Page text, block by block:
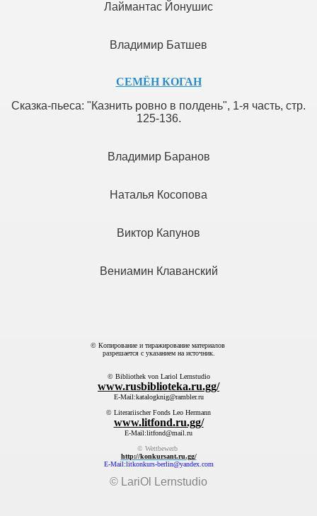
Лаймантас Йонушис
Владимир Батшев
СЕМЁН КОГАН
Сказка-пьеса: "Казнить ровно в полдень", 1-я часть, стр.
125-136.
Владимир Баранов
Наталья Косопова
Виктор Капунов
Вениамин Клаванский
© Копирование и тиражирование материалов
разрешается с указанием на источник.
© Bibliothek von Lariol Lernstudio
www.rusbiblioteka.ru.gg/
E-Mail:katalogknig@rambler.ru
© Literariischer Fonds Leo Hermann
www.litfond.ru.gg/
E-Mail:litfond@mail.ru
© Wettbewerb
http://konkursant.ru.gg/
E-Mail:litkonkurs-berlin@yandex.com
© LariOl Lernstudio